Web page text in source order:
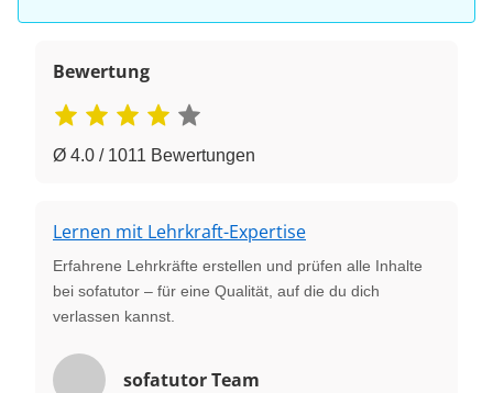
Bewertung
Ø 4.0 / 1011 Bewertungen
Lernen mit Lehrkraft-Expertise
Erfahrene Lehrkräfte erstellen und prüfen alle Inhalte
bei sofatutor – für eine Qualität, auf die du dich
verlassen kannst.
sofatutor Team